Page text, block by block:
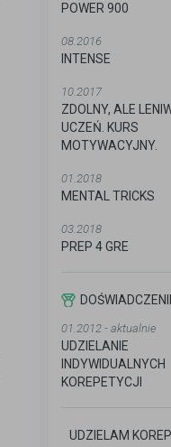
POWER 900
08.2016
INTENSE
10.2017
ZDOLNY, ALE
UCZEŃ. KURS
MOTYWACYJNY.
01.2018
MENTAL TRICKS
03.2018
PREP 4 GRE
01.2012 - aktualnie
UDZIELANIE
INDYWIDUALNYCH
KOREPETYCJI
UDZIELAM